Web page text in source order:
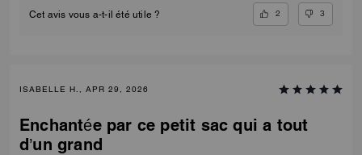
Cet avis vous a-t-il été utile ? 2 3
ISABELLE H., APR 29, 2026
Enchantée par ce petit sac qui a tout
d’un grand